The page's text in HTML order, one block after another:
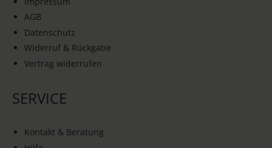
AGB
Datenschutz
Widerruf & Rückgabe
Vertrag widerrufen
SERVICE
Kontakt & Beratung